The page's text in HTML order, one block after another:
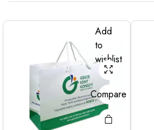
Add
to
wishlist
Compare